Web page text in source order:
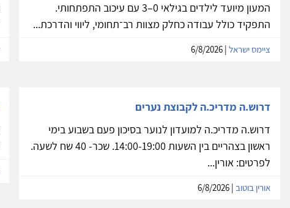
המעון מיועד לילדים בגילאי 0–3 עם עיכוב התפתחותי.
התפקיד כולל עבודה כחלק מצוות רב־תחומי, ליווי והדרכת...
ציימס ישראל
דרוש.ה מדריכ.ה לקבוצת נערים
דרוש.ה מדריכ.ה למועדון לנוער בסיכון פעם בשבוע בימי
ראשון בצהריים בין השעות 14:00-19:00. שכר- 40 שח לשעה.
לפרטים: אורין...
אורין בוטוב